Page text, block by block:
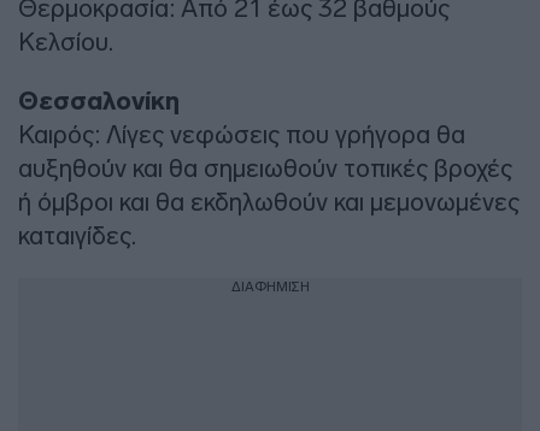
Θερμοκρασία: Από 21 έως 32 βαθμούς
Κελσίου.
Θεσσαλονίκη
Καιρός: Λίγες νεφώσεις που γρήγορα θα
αυξηθούν και θα σημειωθούν τοπικές βροχές
ή όμβροι και θα εκδηλωθούν και μεμονωμένες
καταιγίδες.
ΔΙΑΦΗΜΙΣΗ